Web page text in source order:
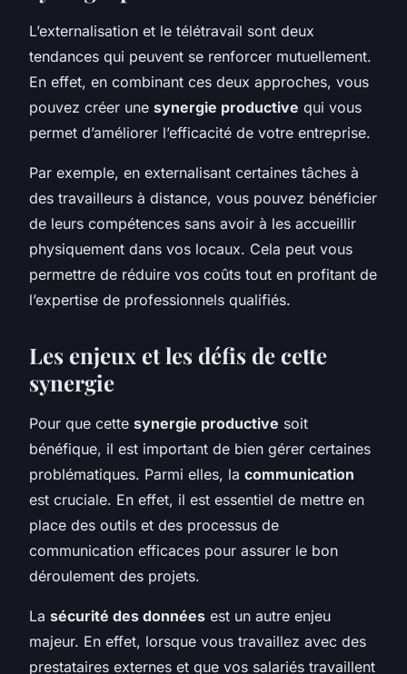
L’externalisation et le télétravail sont deux
tendances qui peuvent se renforcer mutuellement.
En effet, en combinant ces deux approches, vous
pouvez créer une synergie productive qui vous
permet d’améliorer l’efficacité de votre entreprise.
Par exemple, en externalisant certaines tâches à
des travailleurs à distance, vous pouvez bénéficier
de leurs compétences sans avoir à les accueillir
physiquement dans vos locaux. Cela peut vous
permettre de réduire vos coûts tout en profitant de
l’expertise de professionnels qualifiés.
Les enjeux et les défis de cette
synergie
Pour que cette synergie productive soit
bénéfique, il est important de bien gérer certaines
problématiques. Parmi elles, la communication
est cruciale. En effet, il est essentiel de mettre en
place des outils et des processus de
communication efficaces pour assurer le bon
déroulement des projets.
La sécurité des données est un autre enjeu
majeur. En effet, lorsque vous travaillez avec des
prestataires externes et que vos salariés travaillent